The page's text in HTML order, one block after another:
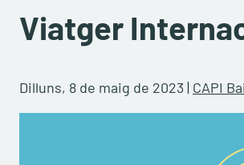
Viatger
Dilluns, 8 de maig de 2023 | CAPI